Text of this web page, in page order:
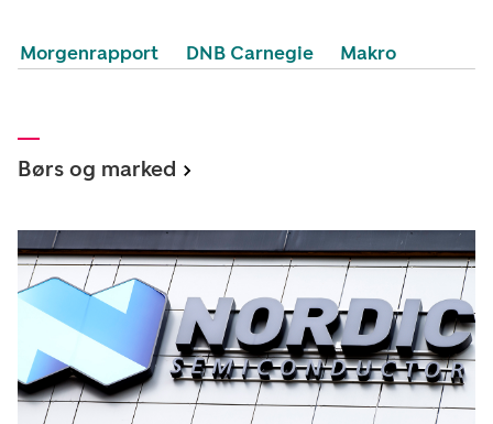
Morgenrapport DNB Carnegie Makro
Børs og marked